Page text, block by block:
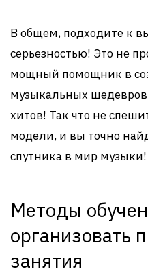
В общем, подходите к
серьезностью! Это не
мощный помощник в
музыкальных
хитов! Так что не
модели, и вы точно
спутника в мир музыки!
Методы
организовать
занятия